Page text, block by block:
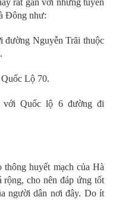
Đông như:
đường Nguyễn Trãi thuộc
Lộ 70.
với Quốc lộ 6 đường đi
huyết mạch của Hà
cho nên đáp ứng tốt
người dân nơi đây. Do ít